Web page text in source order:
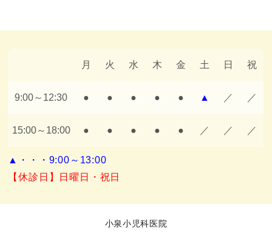
月 火 水 木 金 土 日 祝
9:00～12:30 ● ● ● ● ● ▲ ／ ／
15:00～18:00 ● ● ● ● ● ／ ／ ／
▲・・・9:00～13:00
【休診日】日曜日・祝日
小泉小児科医院